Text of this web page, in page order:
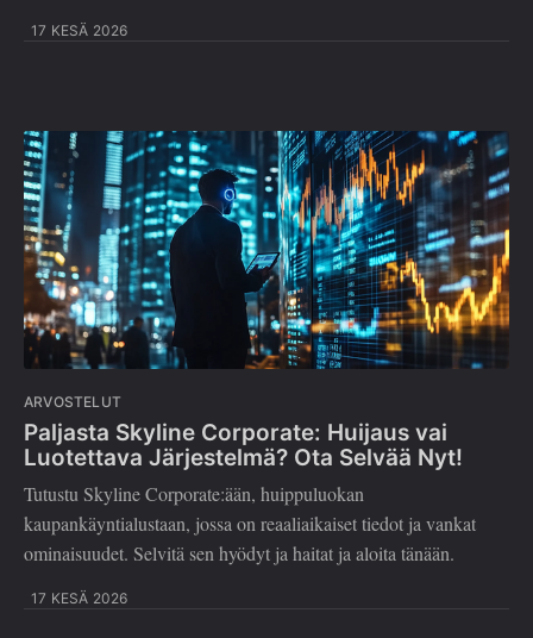
17 KESÄ 2026
ARVOSTELUT
Paljasta Skyline Corporate: Huijaus vai
Luotettava Järjestelmä? Ota Selvää Nyt!
Tutustu Skyline Corporate:ään, huippuluokan
kaupankäyntialustaan, jossa on reaaliaikaiset tiedot ja vankat
ominaisuudet. Selvitä sen hyödyt ja haitat ja aloita tänään.
17 KESÄ 2026